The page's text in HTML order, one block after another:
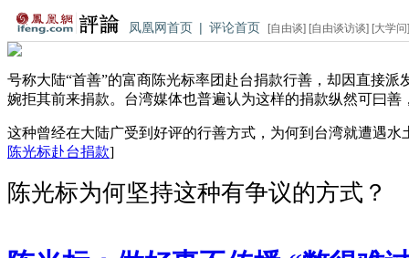
凤凰网首页 | 评论首页 [自由谈] [自由谈访谈] [大学问
号称大陆“首善”的富商陈光标率团赴台捐款行善，却因直接
婉拒其前来捐款。台湾媒体也普遍认为这样的捐款纵然可曰
这种曾经在大陆广受到好评的行善方式，为何到台湾就遭遇
陈光标赴台捐款]
陈光标为何坚持这种有争议的方式？